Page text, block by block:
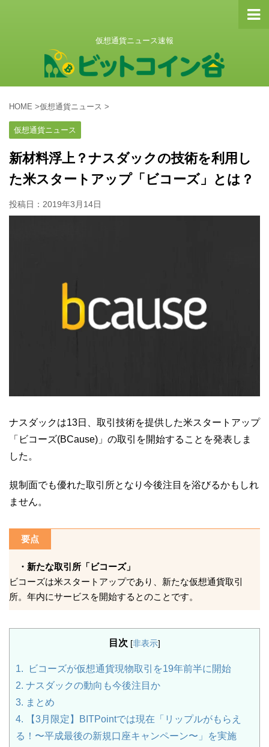
仮想通貨ニュース速報
HOME >仮想通貨ニュース >
仮想通貨ニュース
新材料浮上？ナスダックの技術を利用し
た米スタートアップ「ビコーズ」とは？
投稿日： 2019年3月14日
ナスダックは13日、取引技術を提供した米スタートアップ
「ビコーズ(BCause)」の取引を開始することを発表しま
した。
規制面でも優れた取引所となり今後注目を浴びるかもしれ
ません。
要点
・新たな取引所「ビコーズ」
ビコーズは米スタートアップであり、新たな仮想通貨取引
所。年内にサービスを開始するとのことです。
目次 [非表示]
1. ビコーズが仮想通貨現物取引を19年前半に開始
2. ナスダックの動向も今後注目か
3. まとめ
4. 【3月限定】BITPointでは現在「リップルがもらえ
る！〜平成最後の新規口座キャンペーン〜」を実施